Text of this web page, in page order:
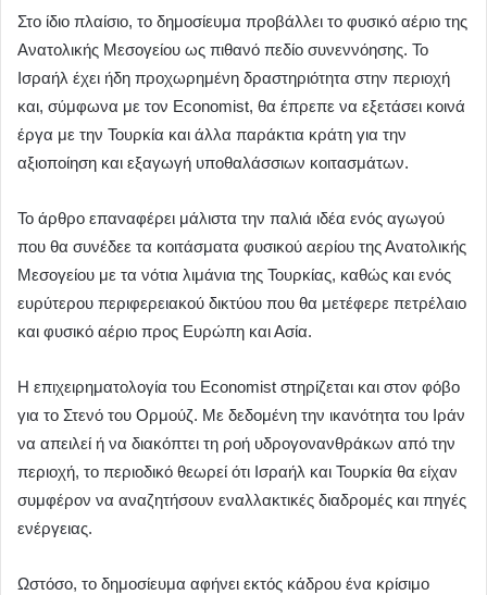
Στο ίδιο πλαίσιο, το δημοσίευμα προβάλλει το φυσικό αέριο της
Ανατολικής Μεσογείου ως πιθανό πεδίο συνεννόησης. Το
Ισραήλ έχει ήδη προχωρημένη δραστηριότητα στην περιοχή
και, σύμφωνα με τον Economist, θα έπρεπε να εξετάσει κοινά
έργα με την Τουρκία και άλλα παράκτια κράτη για την
αξιοποίηση και εξαγωγή υποθαλάσσιων κοιτασμάτων.
Το άρθρο επαναφέρει μάλιστα την παλιά ιδέα ενός αγωγού
που θα συνέδεε τα κοιτάσματα φυσικού αερίου της Ανατολικής
Μεσογείου με τα νότια λιμάνια της Τουρκίας, καθώς και ενός
ευρύτερου περιφερειακού δικτύου που θα μετέφερε πετρέλαιο
και φυσικό αέριο προς Ευρώπη και Ασία.
Η επιχειρηματολογία του Economist στηρίζεται και στον φόβο
για το Στενό του Ορμούζ. Με δεδομένη την ικανότητα του Ιράν
να απειλεί ή να διακόπτει τη ροή υδρογονανθράκων από την
περιοχή, το περιοδικό θεωρεί ότι Ισραήλ και Τουρκία θα είχαν
συμφέρον να αναζητήσουν εναλλακτικές διαδρομές και πηγές
ενέργειας.
Ωστόσο, το δημοσίευμα αφήνει εκτός κάδρου ένα κρίσιμο